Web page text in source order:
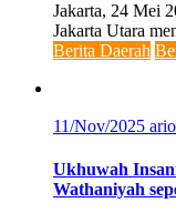
Jakarta, 24 Mei
Jakarta Utara
Berita Daerah
11/Nov/2025 ario
Ukhuwah
Wathaniyah